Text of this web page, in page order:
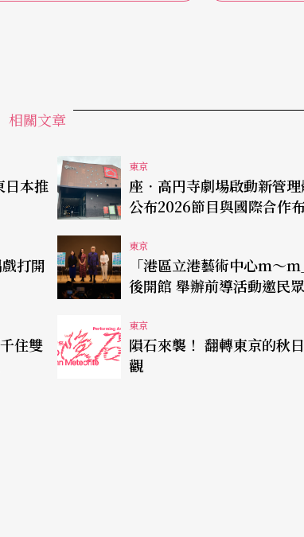
相關文章
東京
座．高円寺劇場啟動新管
公布2026節目與國際合作
東京
「港區立港藝術中心m～
後開館 舉辦前導活動邀民眾搶先體
東京
隕石來襲！ 翻轉東京的秋日藝術景
觀